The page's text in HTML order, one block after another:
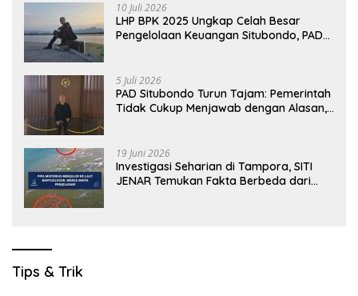
10 Juli 2026
LHP BPK 2025 Ungkap Celah Besar
Pengelolaan Keuangan Situbondo, PAD
5 Juli 2026
PAD Situbondo Turun Tajam: Pemerintah
Tidak Cukup Menjawab dengan Alasan,
19 Juni 2026
Investigasi Seharian di Tampora, SITI
JENAR Temukan Fakta Berbeda dari
Tips & Trik